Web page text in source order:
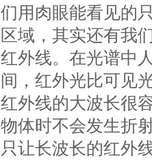
们用肉眼能看见的
区域，其实还有我
红外线。在光谱中
间，红外光比可见
红外线的大波长很
物体时不会发生折
只让长波长的红外